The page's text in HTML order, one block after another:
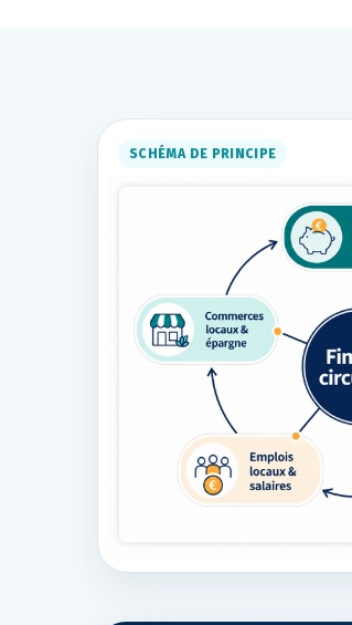
SCHÉMA DE PRINCIPE